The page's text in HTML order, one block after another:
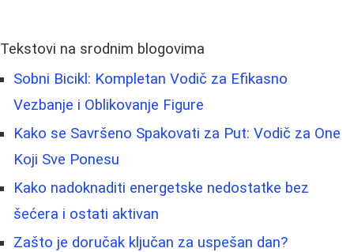
Tekstovi na srodnim blogovima
Sobni Bicikl: Kompletan Vodič za Efikasno
Vezbanje i Oblikovanje Figure
Kako se Savršeno Spakovati za Put: Vodič za One
Koji Sve Ponesu
Kako nadoknaditi energetske nedostatke bez
šećera i ostati aktivan
Zašto je doručak ključan za uspešan dan?